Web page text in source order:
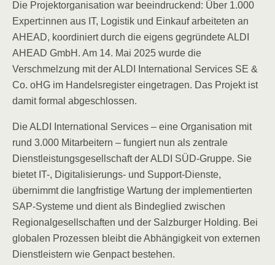
Die Projektorganisation war beeindruckend: Über 1.000
Expert:innen aus IT, Logistik und Einkauf arbeiteten an
AHEAD, koordiniert durch die eigens gegründete ALDI
AHEAD GmbH. Am 14. Mai 2025 wurde die
Verschmelzung mit der ALDI International Services SE &
Co. oHG im Handelsregister eingetragen. Das Projekt ist
damit formal abgeschlossen.
Die ALDI International Services – eine Organisation mit
rund 3.000 Mitarbeitern – fungiert nun als zentrale
Dienstleistungsgesellschaft der ALDI SÜD-Gruppe. Sie
bietet IT-, Digitalisierungs- und Support-Dienste,
übernimmt die langfristige Wartung der implementierten
SAP-Systeme und dient als Bindeglied zwischen
Regionalgesellschaften und der Salzburger Holding. Bei
globalen Prozessen bleibt die Abhängigkeit von externen
Dienstleistern wie Genpact bestehen.